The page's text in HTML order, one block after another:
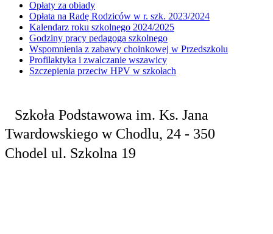
Opłaty za obiady
Opłata na Radę Rodziców w r. szk. 2023/2024
Kalendarz roku szkolnego 2024/2025
Godziny pracy pedagoga szkolnego
Wspomnienia z zabawy choinkowej w Przedszkolu
Profilaktyka i zwalczanie wszawicy
Szczepienia przeciw HPV w szkołach
Szkoła Podstawowa im. Ks. Jana
Twardowskiego w Chodlu, 24 - 350
Chodel ul. Szkolna 19